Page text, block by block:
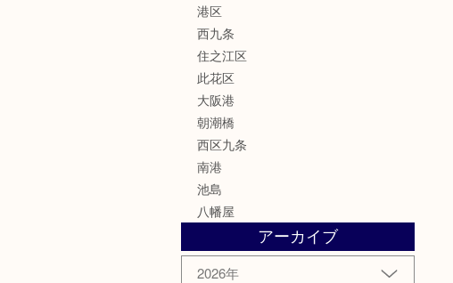
港区
西九条
住之江区
此花区
大阪港
朝潮橋
西区九条
南港
池島
八幡屋
アーカイブ
2026年